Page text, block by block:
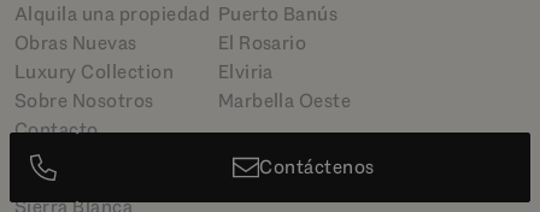
Alquila una propiedad
Obras Nuevas
Luxury Collection
Sobre Nosotros
Contacto
Puerto Banús
El Rosario
Elviria
Marbella Oeste
Top Áreas Contáctenos